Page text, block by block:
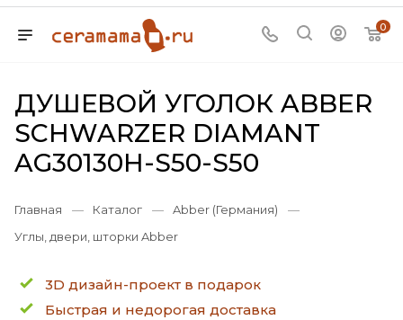
0
ДУШЕВОЙ УГОЛОК ABBER
SCHWARZER DIAMANT
AG30130H-S50-S50
Главная — Каталог — Abber (Германия)
—
Углы, двери, шторки Abber
3D дизайн-проект в подарок
Быстрая и недорогая доставка